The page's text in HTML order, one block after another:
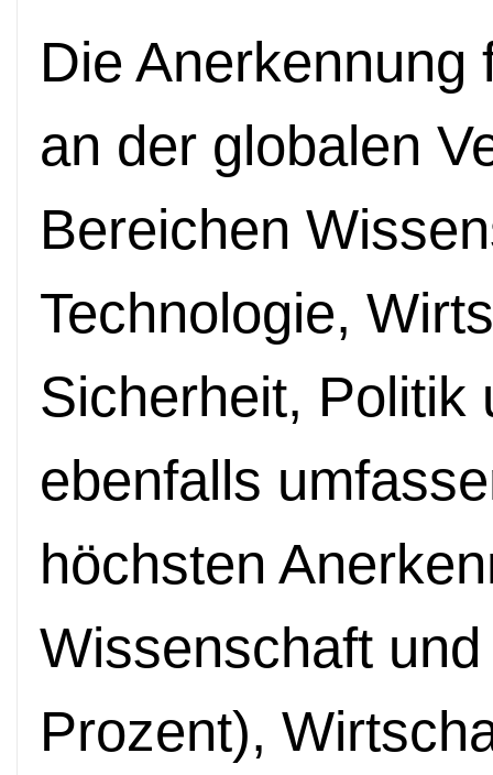
Die Anerkennung
an der globalen
Bereichen
Technologie,
Sicherheit, Politik
ebenfalls
höchsten
Wissenschaft
Prozent),